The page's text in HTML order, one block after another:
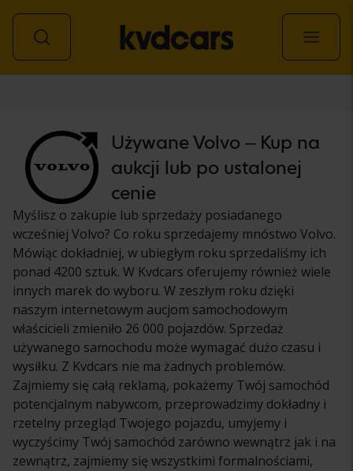
Używane Volvo – Kup na
aukcji lub po ustalonej
cenie
Myślisz o zakupie lub sprzedaży posiadanego
wcześniej Volvo? Co roku sprzedajemy mnóstwo Volvo.
Mówiąc dokładniej, w ubiegłym roku sprzedaliśmy ich
ponad 4200 sztuk. W Kvdcars oferujemy również wiele
innych marek do wyboru. W zeszłym roku dzięki
naszym internetowym aucjom samochodowym
właścicieli zmieniło 26 000 pojazdów. Sprzedaż
używanego samochodu może wymagać dużo czasu i
wysiłku. Z Kvdcars nie ma żadnych problemów.
Zajmiemy się całą reklamą, pokażemy Twój samochód
potencjalnym nabywcom, przeprowadzimy dokładny i
rzetelny przegląd Twojego pojazdu, umyjemy i
wyczyścimy Twój samochód zarówno wewnątrz jak i na
zewnątrz, zajmiemy się wszystkimi formalnościami,